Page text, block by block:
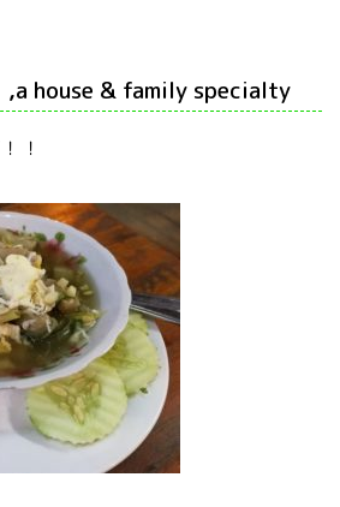
,a house & family specialty
！